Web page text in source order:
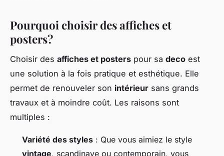
Pourquoi choisir des affiches et
posters?
Choisir des affiches et posters pour sa deco est
une solution à la fois pratique et esthétique. Elle
permet de renouveler son intérieur sans grands
travaux et à moindre coût. Les raisons sont
multiples :
Variété des styles : Que vous aimiez le style
vintage, scandinave ou contemporain, vous